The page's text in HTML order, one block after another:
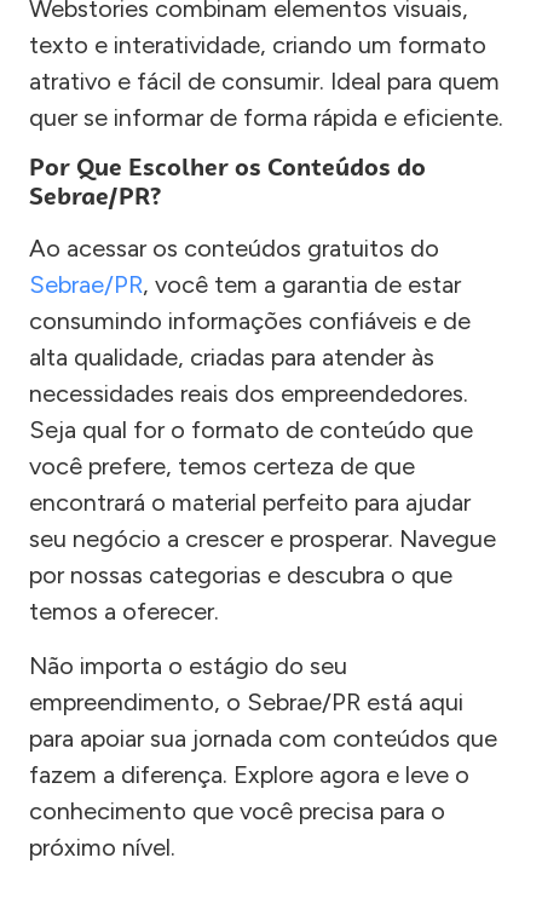
Webstories combinam elementos visuais,
texto e interatividade, criando um formato
atrativo e fácil de consumir. Ideal para quem
quer se informar de forma rápida e eficiente.
Por Que Escolher os Conteúdos do
Sebrae/PR?
Ao acessar os conteúdos gratuitos do
Sebrae/PR, você tem a garantia de estar
consumindo informações confiáveis e de
alta qualidade, criadas para atender às
necessidades reais dos empreendedores.
Seja qual for o formato de conteúdo que
você prefere, temos certeza de que
encontrará o material perfeito para ajudar
seu negócio a crescer e prosperar. Navegue
por nossas categorias e descubra o que
temos a oferecer.
Não importa o estágio do seu
empreendimento, o Sebrae/PR está aqui
para apoiar sua jornada com conteúdos que
fazem a diferença. Explore agora e leve o
conhecimento que você precisa para o
próximo nível.